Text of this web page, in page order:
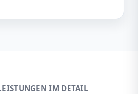
IM DETAIL